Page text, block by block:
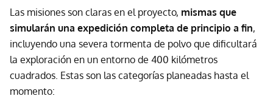
Las misiones son claras en el proyecto, mismas que
simularán una expedición completa de principio a fin,
incluyendo una severa tormenta de polvo que dificultará
la exploración en un entorno de 400 kilómetros
cuadrados. Estas son las categorías planeadas hasta el
momento: